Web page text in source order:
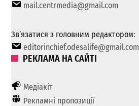
mail.centrmedia@gmail.com
Зв’язатися з головним редактором:
editorinchief.odesalife@gmail.com
РЕКЛАМА НА САЙТІ
Медіакіт
Рекламні пропозиції